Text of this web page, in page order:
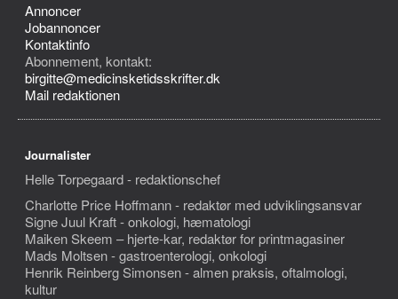
Annoncer
Jobannoncer
Kontaktinfo
Abonnement, kontakt:
birgitte@medicinsketidsskrifter.dk
Mail redaktionen
Journalister
Helle Torpegaard - redaktionschef
Charlotte Price Hoffmann - redaktør med udviklingsansvar
Signe Juul Kraft - onkologi, hæmatologi
Maiken Skeem – hjerte-kar, redaktør for printmagasiner
Mads Moltsen - gastroenterologi, onkologi
Henrik Reinberg Simonsen - almen praksis, oftalmologi,
kultur